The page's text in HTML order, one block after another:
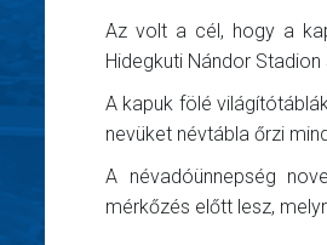
Az volt a cél, hogy a
Hidegkuti Nándor
A kapuk fölé
nevüket névtábla őrzi
A névadóünnepség
mérkőzés előtt lesz,